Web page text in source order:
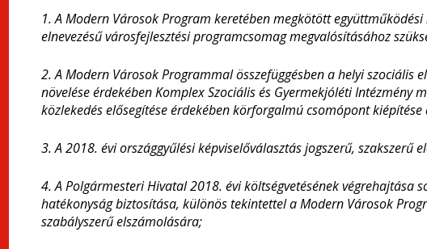
1. A Modern Városok Program keretében megkötött
elnevezésű városfejlesztési programcsomag megvalósításához
2. A Modern Városok Programmal összefüggésben a helyi szociális
növelése érdekében Komplex Szociális és Gyermekjóléti Intézmény
közlekedés elősegítése érdekében körforgalmú csomópont
3. A 2018. évi országgyűlési képviselőválasztás jogszerű, szakszerű
4. A Polgármesteri Hivatal 2018. évi költségvetésének végrehajtása
hatékonyság biztosítása, különös tekintettel a Modern Városok
szabályszerű elszámolására;